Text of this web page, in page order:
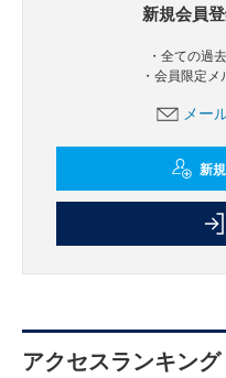
新規会員
・全ての過
・会員限定
メー
新
アクセスランキング